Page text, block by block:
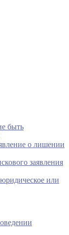
быть
о лишении
заявления
или